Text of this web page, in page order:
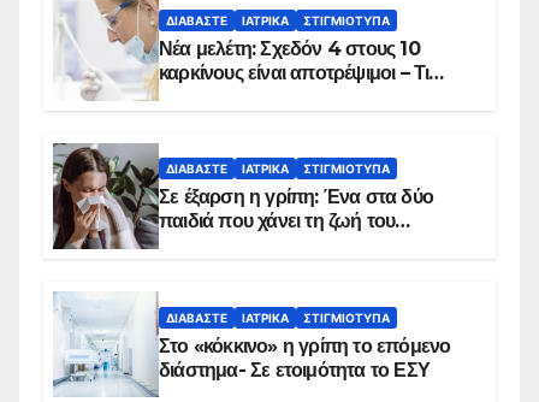
ΔΙΑΒΆΣΤΕ ΙΑΤΡΙΚΆ ΣΤΙΓΜΙΌΤΥΠΑ
Νέα μελέτη: Σχεδόν 4 στους 10
καρκίνους είναι αποτρέψιμοι – Τι
ΔΙΑΒΆΣΤΕ ΙΑΤΡΙΚΆ ΣΤΙΓΜΙΌΤΥΠΑ
Σε έξαρση η γρίπη: Ένα στα δύο
παιδιά που χάνει τη ζωή του
ΔΙΑΒΆΣΤΕ ΙΑΤΡΙΚΆ ΣΤΙΓΜΙΌΤΥΠΑ
Στο «κόκκινο» η γρίπη το επόμενο
διάστημα- Σε ετοιμότητα το ΕΣΥ